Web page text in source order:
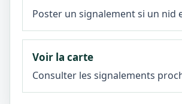
Poster un signalement si un nid
Voir la carte
Consulter les signalements